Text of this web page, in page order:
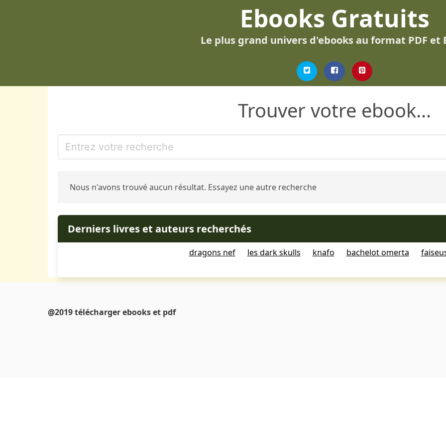
Ebooks Gratuits
Le plus grand univers d'ebooks au format PDF et
Trouver votre ebook...
Nous n'avons trouvé aucun résultat. Essayez une autre recherche
Derniers livres et auteurs recherchés
dragons nef les dark skulls knafo bachelot omerta
@2019 télécharger ebooks et pdf